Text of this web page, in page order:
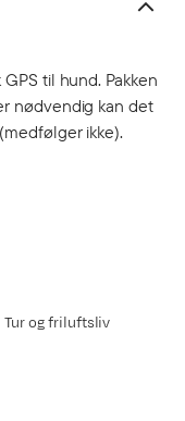
til hund. Pakken
nødvendig kan det
ikke).
Tur og friluftsliv